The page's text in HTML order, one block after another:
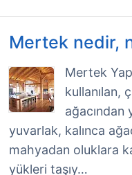
Mertek nedir,
Mertek
kullanılan,
ağacından
yuvarlak, kalınca
mahyadan oluklara
yükleri taşıy…